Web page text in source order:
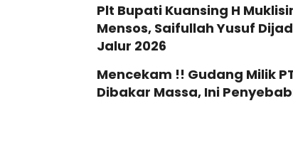
Plt Bupati Kuansing H
Mensos, Saifullah Yusuf
Jalur 2026
Mencekam !! Gudang Milik
Dibakar Massa, Ini